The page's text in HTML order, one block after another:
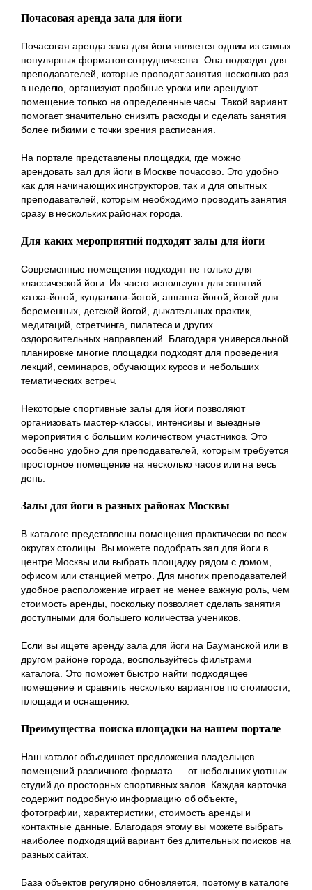
Почасовая аренда зала для йоги
Почасовая аренда зала для йоги является одним из самых
популярных форматов сотрудничества. Она подходит для
преподавателей, которые проводят занятия несколько раз
в неделю, организуют пробные уроки или арендуют
помещение только на определенные часы. Такой вариант
помогает значительно снизить расходы и сделать занятия
более гибкими с точки зрения расписания.
На портале представлены площадки, где можно
арендовать зал для йоги в Москве почасово. Это удобно
как для начинающих инструкторов, так и для опытных
преподавателей, которым необходимо проводить занятия
сразу в нескольких районах города.
Для каких мероприятий подходят залы для йоги
Современные помещения подходят не только для
классической йоги. Их часто используют для занятий
хатха-йогой, кундалини-йогой, аштанга-йогой, йогой для
беременных, детской йогой, дыхательных практик,
медитаций, стретчинга, пилатеса и других
оздоровительных направлений. Благодаря универсальной
планировке многие площадки подходят для проведения
лекций, семинаров, обучающих курсов и небольших
тематических встреч.
Некоторые спортивные залы для йоги позволяют
организовать мастер-классы, интенсивы и выездные
мероприятия с большим количеством участников. Это
особенно удобно для преподавателей, которым требуется
просторное помещение на несколько часов или на весь
день.
Залы для йоги в разных районах Москвы
В каталоге представлены помещения практически во всех
округах столицы. Вы можете подобрать зал для йоги в
центре Москвы или выбрать площадку рядом с домом,
офисом или станцией метро. Для многих преподавателей
удобное расположение играет не менее важную роль, чем
стоимость аренды, поскольку позволяет сделать занятия
доступными для большего количества учеников.
Если вы ищете аренду зала для йоги на Бауманской или в
другом районе города, воспользуйтесь фильтрами
каталога. Это поможет быстро найти подходящее
помещение и сравнить несколько вариантов по стоимости,
площади и оснащению.
Преимущества поиска площадки на нашем портале
Наш каталог объединяет предложения владельцев
помещений различного формата — от небольших уютных
студий до просторных спортивных залов. Каждая карточка
содержит подробную информацию об объекте,
фотографии, характеристики, стоимость аренды и
контактные данные. Благодаря этому вы можете выбрать
наиболее подходящий вариант без длительных поисков на
разных сайтах.
База объектов регулярно обновляется, поэтому в каталоге